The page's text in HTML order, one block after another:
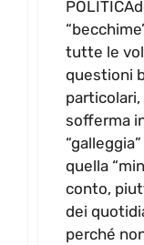
tutte le
questioni
sofferma
quella
conto,
dei
perché